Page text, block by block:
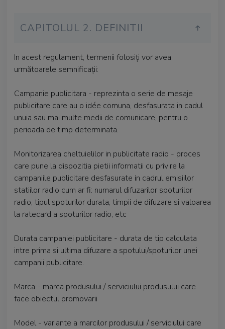
CAPITOLUL 2. DEFINITII
In acest regulament, termenii folosiți vor avea
următoarele semnificații:
Campanie publicitara - reprezinta o serie de mesaje
publicitare care au o idée comuna, desfasurata in cadul
unuia sau mai multe medii de comunicare, pentru o
perioada de timp determinata.
Monitorizarea cheltuielilor in publicitate radio - proces
care pune la dispozitia pietii informatii cu privire la
campaniile publicitare desfasurate in cadrul emisiilor
statiilor radio cum ar fi: numarul difuzarilor spoturilor
radio, tipul spoturilor durata, timpii de difuzare si valoarea
la ratecard a spoturilor radio, etc
Durata campaniei publicitare - durata de tip calculata
intre prima si ultima difuzare a spotului/spoturilor unei
campanii publicitare.
Marca - marca produsului / serviciului produsului care
face obiectul promovarii
Model - variante a marcilor produsului / serviciului care